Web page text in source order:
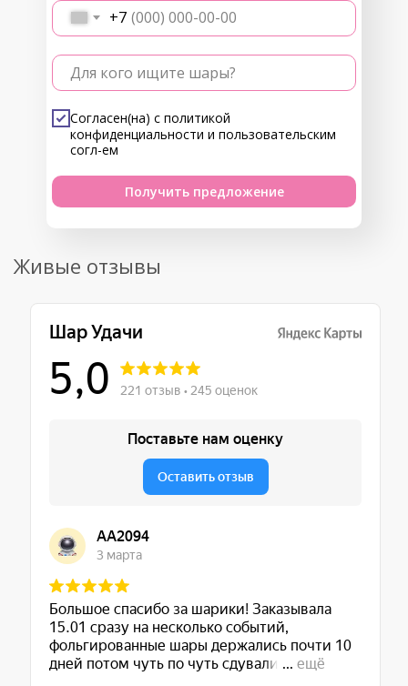
+7
Для кого ищите шары?
Согласен(на) с политикой
конфиденциальности и пользовательским
согл-ем
Получить предложение
Живые отзывы